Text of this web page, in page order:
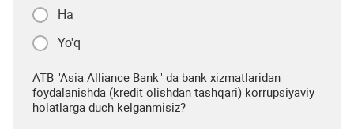
Ha
Yo'q
ATB "Asia Alliance Bank" da bank xizmatlaridan
foydalanishda (kredit olishdan tashqari) korrupsiyaviy
holatlarga duch kelganmisiz?